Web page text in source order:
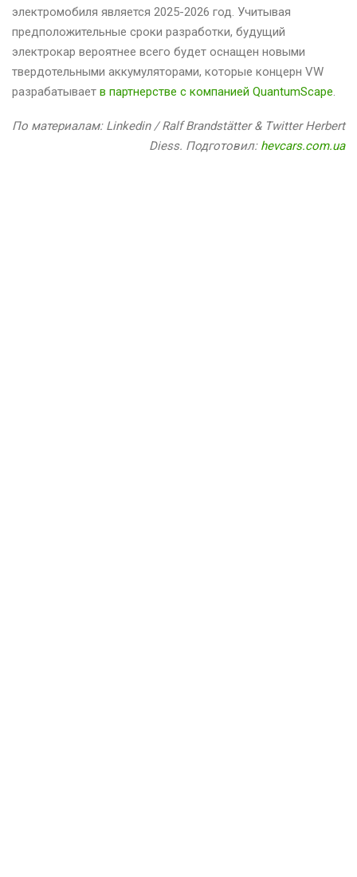
электромобиля является 2025-2026 год. Учитывая
предположительные сроки разработки, будущий
электрокар вероятнее всего будет оснащен новыми
твердотельными аккумуляторами, которые концерн VW
разрабатывает в партнерстве с компанией QuantumScape.
По материалам: Linkedin / Ralf Brandstätter & Twitter Herbert
Diess. Подготовил: hevcars.com.ua